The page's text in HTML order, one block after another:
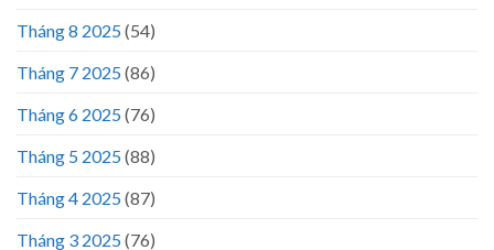
Tháng 8 2025(54)
Tháng 7 2025(86)
Tháng 6 2025(76)
Tháng 5 2025(88)
Tháng 4 2025(87)
Tháng 3 2025(76)